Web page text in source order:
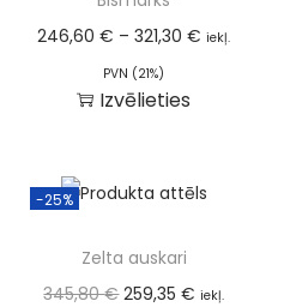
246,60€ – 321,30€ iekļ.
PVN (21%)
Izvēlieties
-25%
Zelta auskari
345,80€ 259,35€ iekļ.